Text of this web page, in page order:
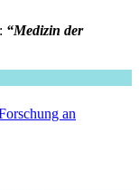
“Medizin der
an